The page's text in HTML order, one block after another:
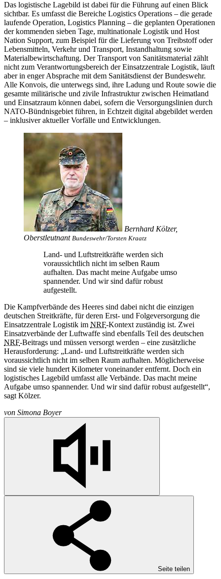
Das logistische Lagebild ist dabei für die Führung auf einen Blick
sichtbar. Es umfasst die Bereiche Logistics Operations – die gerade
laufende Operation, Logistics Planning – die geplanten Operationen
der kommenden sieben Tage, multinationale Logistik und Host
Nation Support, zum Beispiel für die Lieferung von Treibstoff oder
Lebensmitteln, Verkehr und Transport, Instandhaltung sowie
Materialbewirtschaftung. Der Transport von Sanitätsmaterial zählt
nicht zum Verantwortungsbereich der Einsatzzentrale Logistik, läuft
aber in enger Absprache mit dem Sanitätsdienst der Bundeswehr.
Alle Konvois, die unterwegs sind, ihre Ladung und Route sowie die
gesamte militärische und zivile Infrastruktur zwischen Heimatland
und Einsatzraum können dabei, sofern die Versorgungslinien durch
NATO-Bündnisgebiet führen, in Echtzeit digital abgebildet werden
– inklusiver aktueller Vorfälle und Entwicklungen.
Bernhard Kölzer,
Oberstleutnant Bundeswehr/Torsten Kraatz
Land- und Luftstreitkräfte werden sich
voraussichtlich nicht im selben Raum
aufhalten. Das macht meine Aufgabe umso
spannender. Und wir sind dafür robust
aufgestellt.
Die Kampfverbände des Heeres sind dabei nicht die einzigen
deutschen Streitkräfte, für deren Erst- und Folgeversorgung die
Einsatzzentrale Logistik im NRF-Kontext zuständig ist. Zwei
Einsatzverbände der Luftwaffe sind ebenfalls Teil des deutschen
NRF-Beitrags und müssen versorgt werden – eine zusätzliche
Herausforderung: „Land- und Luftstreitkräfte werden sich
voraussichtlich nicht im selben Raum aufhalten. Möglicherweise
sind sie viele hundert Kilometer voneinander entfernt. Doch ein
logistisches Lagebild umfasst alle Verbände. Das macht meine
Aufgabe umso spannender. Und wir sind dafür robust aufgestellt“,
sagt Kölzer.
von Simona Boyer
Seite teilen